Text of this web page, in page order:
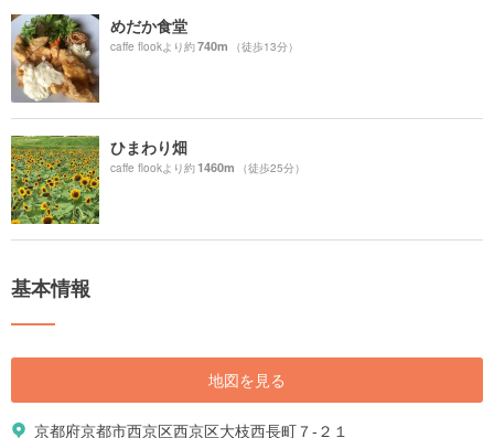
めだか食堂
caffe flookより約740m （徒歩13分）
ひまわり畑
caffe flookより約1460m （徒歩25分）
基本情報
地図を見る
京都府京都市西京区西京区大枝西長町７-２１